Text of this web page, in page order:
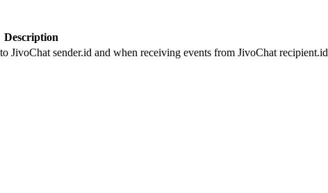
Description
JivoChat sender.id and when receiving events from JivoChat recipient.id